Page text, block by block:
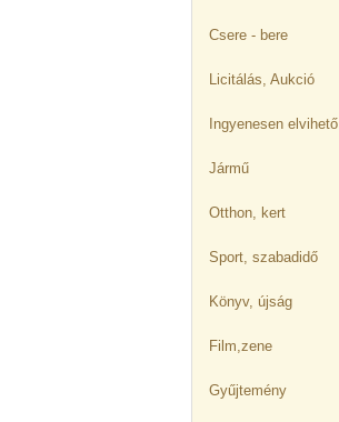
Csere - bere
Licitálás, Aukció
Ingyenesen elvihető
Jármű
Otthon, kert
Sport, szabadidő
Könyv, újság
Film,zene
Gyűjtemény